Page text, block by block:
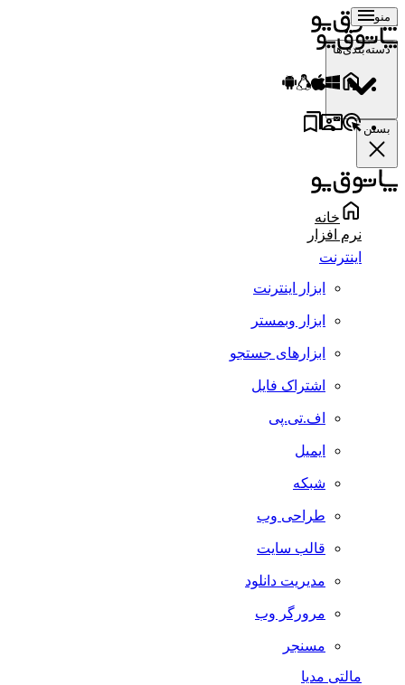
منو
دسته‌بندی‌ها
بستن
خانه
نرم افزار
اینترنت
ابزار اینترنت
ابزار وبمستر
ابزارهای جستجو
اشتراک فایل
اف.تی.پی
ایمیل
شبکه
طراحی وب
قالب سایت
مدیریت دانلود
مرورگر وب
مسنجر
مالتی مدیا